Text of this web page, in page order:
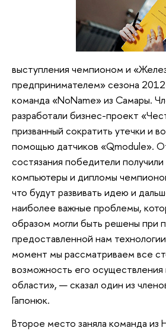
выступления чемпионом и
предпринимателем» сезона
команда «NoName» из Самары.
разработали бизнес-проект
призванный сократить утечки и
помощью датчиков «Qmodule».
состязания победители
компьютеры и дипломы
что будут развивать идею и
наиболее важные проблемы,
образом могли быть решены при
предоставленной нам
момент мы рассматриваем все
возможность его
области», — сказал один из
Гапонюк.
Второе место заняла команда из